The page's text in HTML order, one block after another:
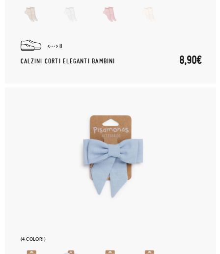
8
CALZINI CORTI ELEGANTI BAMBINI 8,90€
(4 COLORI)